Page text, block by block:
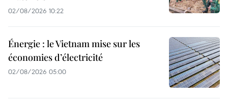
02/08/2026 10:22
Énergie : le Vietnam mise sur les
économies d’électricité
02/08/2026 05:00